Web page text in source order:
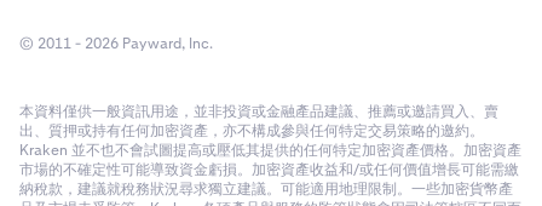
© 2011 - 2026 Payward, Inc.
本資料僅供一般資訊用途，並非投資或金融產品建議、推薦或邀請買入、賣
出、質押或持有任何加密資產，亦不構成參與任何特定交易策略的邀約。
Kraken 並不也不會試圖提高或壓低其提供的任何特定加密資產價格。加密資產
市場的不確定性可能導致資金虧損。加密資產收益和/或任何價值增長可能需繳
納稅款，建議就稅務狀況尋求獨立建議。可能適用地理限制。一些加密貨幣產